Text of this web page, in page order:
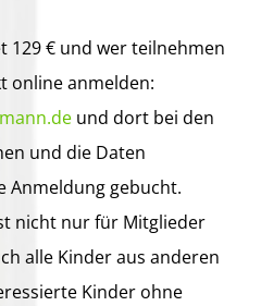
129 € und wer teilnehmen
online anmelden:
und dort bei den
und die Daten
Anmeldung gebucht.
nicht nur für Mitglieder
alle Kinder aus anderen
Kinder ohne